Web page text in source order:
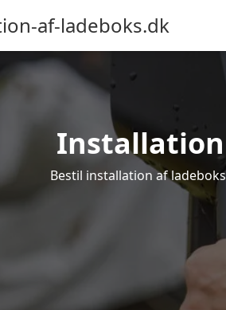
af-ladeboks.dk
Installation
Bestil installation af